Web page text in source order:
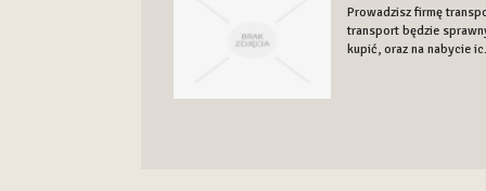
Prowadzisz firmę
transport będzie
kupić, oraz na nabycie